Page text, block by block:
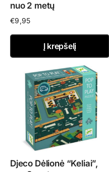
nuo 2 metų
€9,95
Į krepšelį
Djeco Dėlionė “Keliai”,